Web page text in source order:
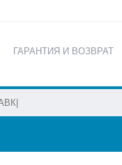
ГАРАНТИЯ И ВОЗВРАТ